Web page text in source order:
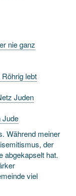
nie ganz
lebt
Juden
Jude
Während meiner
der
abgekapselt hat.
viel